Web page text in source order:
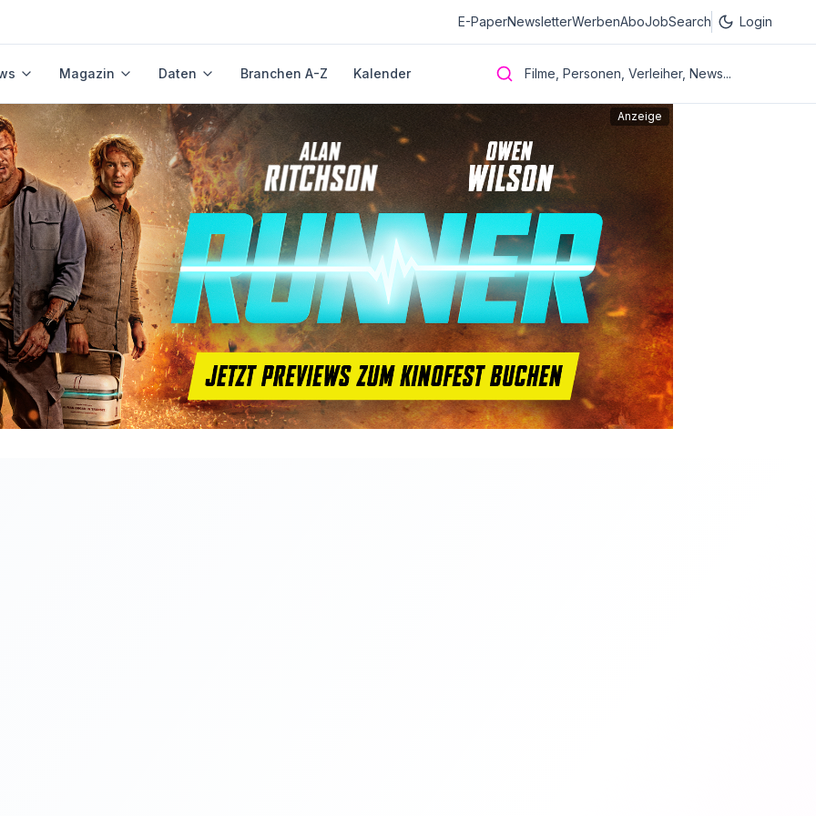
E-PaperNewsletterWerbenAboJobSearch Login
Magazin Daten Branchen A-Z Kalender Filme, Personen, Verleiher, News...
Anzeige